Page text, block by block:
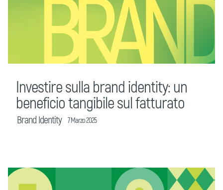
Investire sulla brand identity: un
beneficio tangibile sul fatturato
Brand Identity 7 Marzo 2025